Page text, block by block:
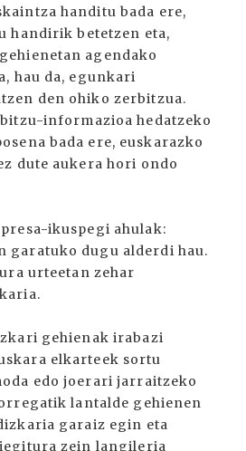
handitu bada ere,
handirik betetzen eta,
agendako
hau da, egunkari
den ohiko zerbitzua.
informazioa hedatzeko
bada ere, euskarazko
dute aukera hori ondo
ikuspegi ahulak:
garatuko dugu alderdi hau.
urteetan zehar
gehienak irabazi
elkarteek sortu
edo joerari jarraitzeko
lantalde gehienen
garaiz egin eta
zein langileria